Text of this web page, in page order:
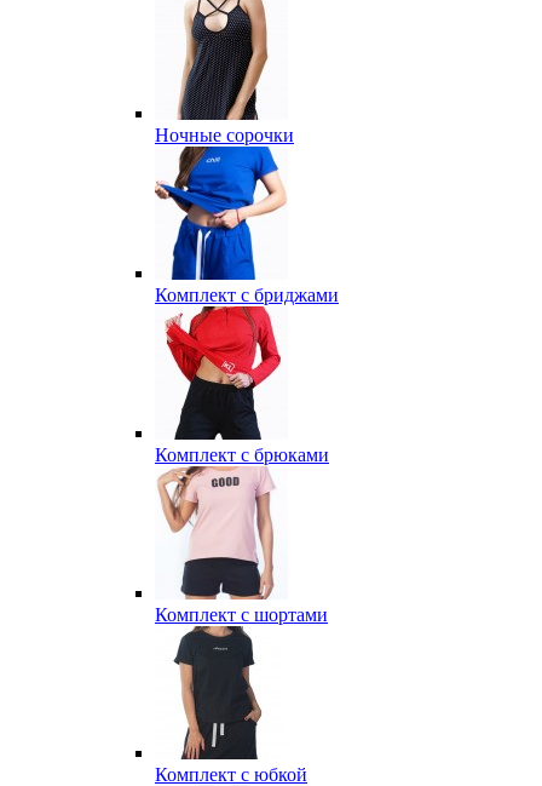
Ночные сорочки
Комплект с бриджами
Комплект с брюками
Комплект с шортами
Комплект с юбкой